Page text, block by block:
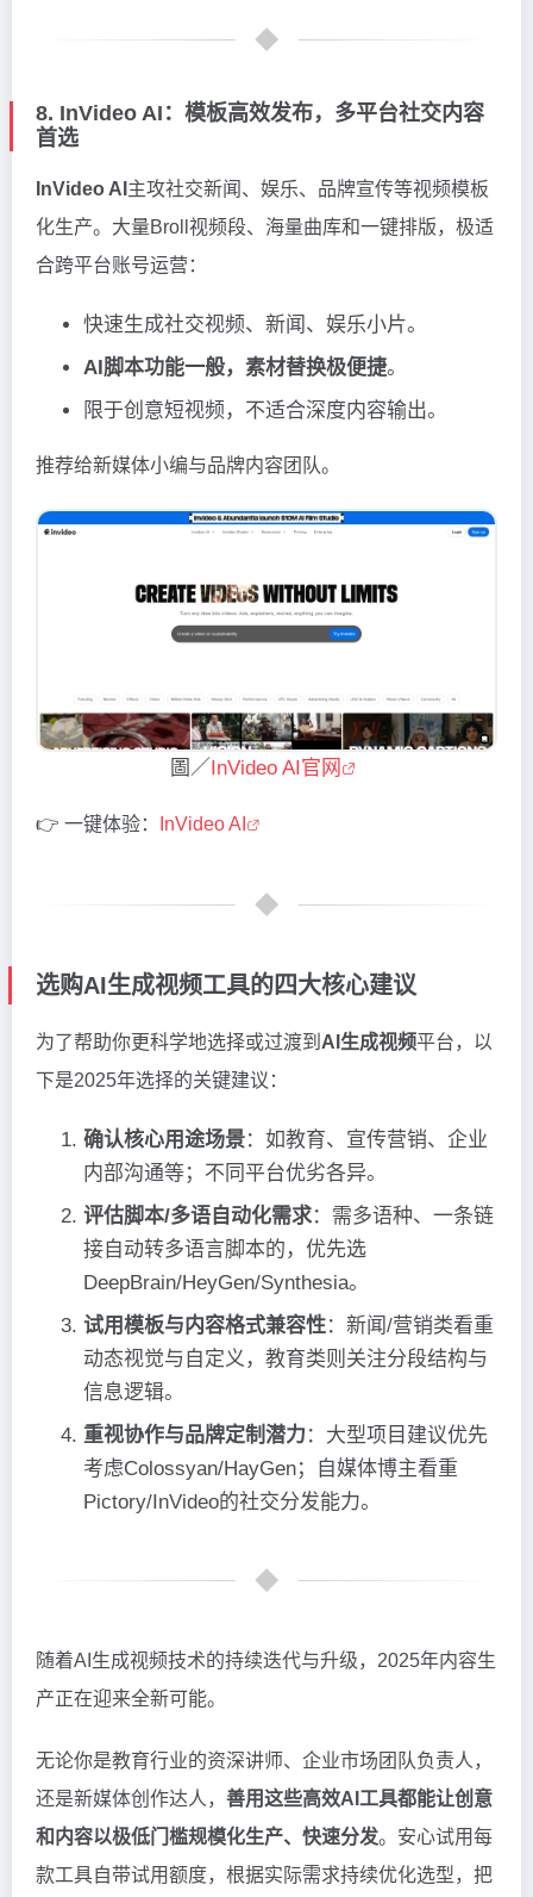
8. InVideo AI：模板高效发布，多平台社交内容
首选
InVideo AI 主攻社交新闻、娱乐、品牌宣传等视频模板
化生产。大量Broll视频段、海量曲库和一键排版，极适
合跨平台账号运营：
快速生成社交视频、新闻、娱乐小片。
AI脚本功能一般，素材替换极便捷。
限于创意短视频，不适合深度内容输出。
推荐给新媒体小编与品牌内容团队。
圖／ InVideo AI官网
👉 一键体验： InVideo AI
选购AI生成视频工具的四大核心建议
为了帮助你更科学地选择或过渡到 AI生成视频平台，以
下是2025年选择的关键建议：
确认核心用途场景：如教育、宣传营销、企业
内部沟通等；不同平台优劣各异。
评估脚本/多语自动化需求：需多语种、一条链
接自动转多语言脚本的，优先选
DeepBrain/HeyGen/Synthesia。
试用模板与内容格式兼容性：新闻/营销类看重
动态视觉与自定义，教育类则关注分段结构与
信息逻辑。
重视协作与品牌定制潜力 ：大型项目建议优先
考虑Colossyan/HayGen；自媒体博主看重
Pictory/InVideo的社交分发能力。
随着AI生成视频技术的持续迭代与升级，2025年内容生
产正在迎来全新可能。
无论你是教育行业的资深讲师、企业市场团队负责人，
还是新媒体创作达人， 善用这些高效AI工具都能让创意
和内容以极低门槛规模化生产、快速分发。安心试用每
款工具自带试用额度，根据实际需求持续优化选型，把